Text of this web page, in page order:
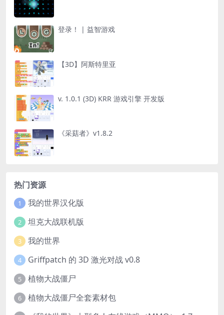
登录！ | 益智游戏
【3D】阿斯特里亚
v. 1.0.1 (3D) KRR 游戏引擎 开发版
《采菇者》v1.8.2
热门资源
1 我的世界汉化版
2 坦克大战联机版
3 我的世界
4 Griffpatch 的 3D 激光对战 v0.8
5 植物大战僵尸
6 植物大战僵尸全套素材包